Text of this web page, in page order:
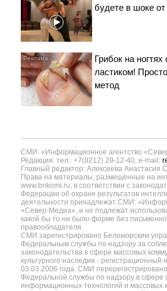
будете в шоке от
Грибок на ногтях
ластиком!
метод
СМИ: «Информационное агентство
Редакция: тел.: +7(8212) 29-12-40, e-mail:
Главный редактор: Алексеева Анастасия
Права на материалы, размещённые на
www.bnkomi.ru, в соответствии с
Федерации об охране результатов
деятельности принадлежат СМИ:
«Север-Медиа», и не подлежат
какой бы то ни было форме без
правообладателя.
СМИ зарегистрировано Беломорским
Федеральным службы по надзору за
законодательства в сфере массовых
культурного наследия -
03.03.2006 года. СМИ
Федеральной службы по надзору в сфере
информационных технологий и массовых